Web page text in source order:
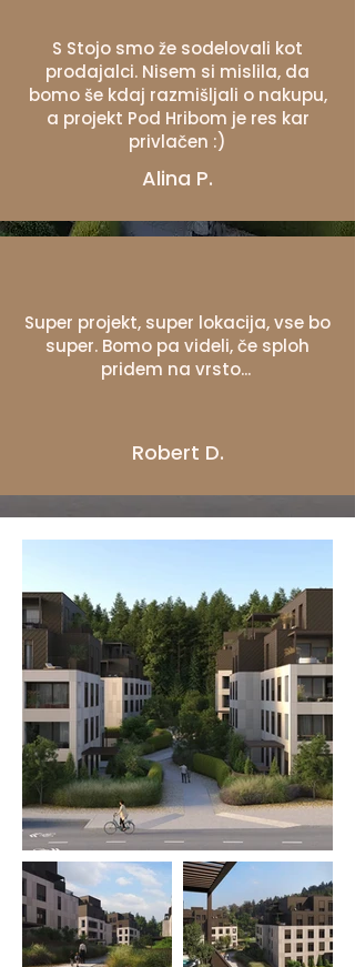
S Stojo smo že sodelovali kot
prodajalci. Nisem si mislila, da
bomo še kdaj razmišljali o nakupu,
a projekt Pod Hribom je res kar
privlačen :)
Alina P.
Super projekt, super lokacija, vse bo
super. Bomo pa videli, če sploh
pridem na vrsto...
Robert D.